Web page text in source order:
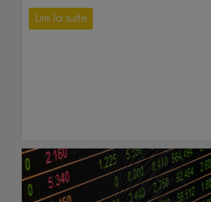
Lire la suite